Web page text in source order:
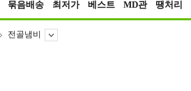
묶음배송 최저가 베스트 MD관 땡처리
전골냄비